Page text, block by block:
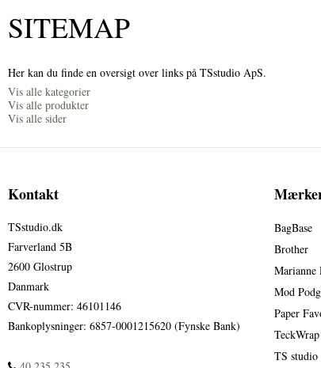
SITEMAP
Her kan du finde en oversigt over links på TSstudio ApS.
Vis alle kategorier
Vis alle produkter
Vis alle sider
Kontakt
TSstudio.dk
Farverland 5B
2600 Glostrup
Danmark
CVR-nummer: 46101146
Bankoplysninger: 6857-0001215620 (Fynske Bank)
BagBase
Brother
Marianne
Mod
Paper
TS studio